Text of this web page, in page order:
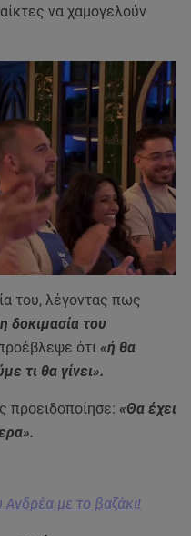
να χαμογελούν
του, λέγοντας πως
δοκιμασία του
ότι «ή θα
τι θα γίνει».
προειδοποίησε: «Θα έχει
με το βαζάκι!